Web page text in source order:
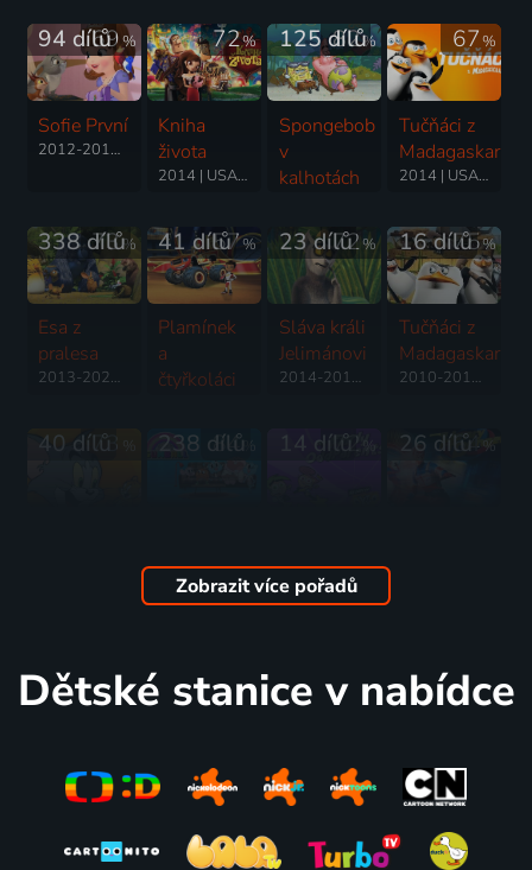
69%
94 dílů
Sofie První
2012-2018 | USA | Animovaný, Dobrodružný, Fantasy, Hudební, Pohádka, Rodinný, Science Fiction, Komedie, Mysteriózní
72%
Kniha
života
2014 | USA | Animovaný, Dobrodružný, Fantasy, Komedie, Rodinný, Romantický
82%
125 dílů
Spongebob
v
kalhotách
67%
Tučňáci z
Madagaskaru
2014 | USA | Animovaný, Dobrodružný, Komedie, Rodinný
73%
338 dílů
Esa z
pralesa
2013-2020 | Francie, USA | Animovaný, Dobrodružný, Rodinný
57%
41 dílů
Plamínek
a
čtyřkoláci
72%
23 dílů
Sláva králi
Jelimánovi
2014-2016 | USA | Animovaný, Akční, Dobrodružný, Fantasy, Komedie, Rodinný
75%
16 dílů
Tučňáci z
Madagaskaru
2010-2015 | USA | Animovaný, Akční, Dobrodružný, Komedie, Rodinný, Science Fiction
73
40 dílů 84%
238 dílů
svět
2011-2019 | Velká Británie, Německo, Irsko, USA | Animovaný, Dobrodružný, Fantasy, Hudební, Komedie, Rodinný, Romantický, Science Fiction
72
14 dílů
2001-2017 | USA | Animovaný, Dobrodružný, Fantasy, Komedie, Rodinný
64 %
26 dílů
2012-2014 | USA | Animovaný, Dobrodružný, Fantasy, Komedie, Rodinný 2010-2018 | USA | Animovaný, Akční, Dobrodružný, Fantasy, Komedie, Rodinný, Science Fiction
60% 66 %
7 dílů 45%
2 díly 81
40 dílů
Zobrazit více pořadů
Dětské stanice v nabídce